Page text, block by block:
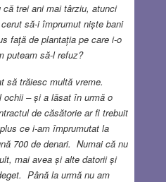
că trei ani mai târziu, atunci
să-i împrumut niște bani
față de plantația pe care i-o
puteam să-l refuz?
să trăiesc multă vreme.
– și a lăsat în urmă o
de căsătorie ar fi trebuit
ce i-am împrumutat la
700 de denari. Numai că nu
mai avea și alte datorii și
Până la urmă nu am